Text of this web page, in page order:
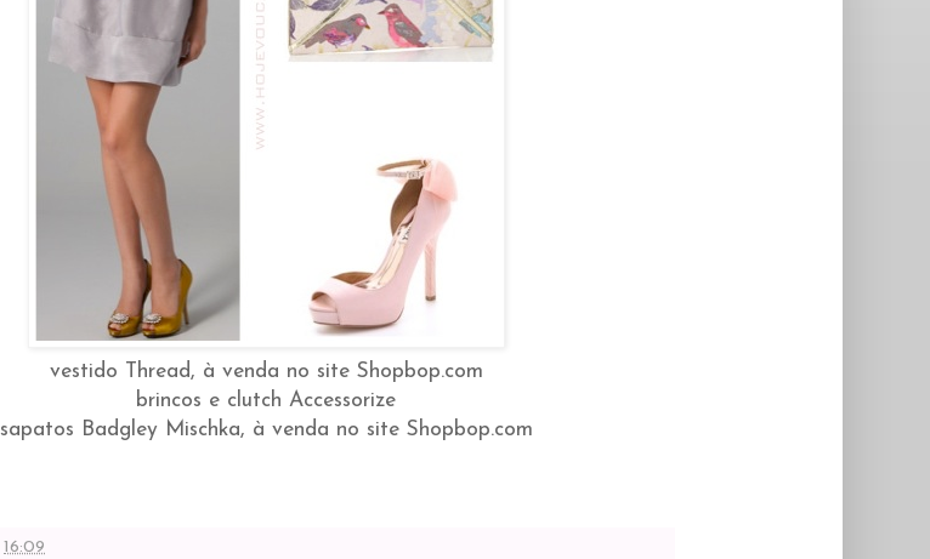
vestido Thread, à venda no site Shopbop.com
brincos e clutch Accessorize
sapatos Badgley Mischka, à venda no site Shopbop.com
16:09